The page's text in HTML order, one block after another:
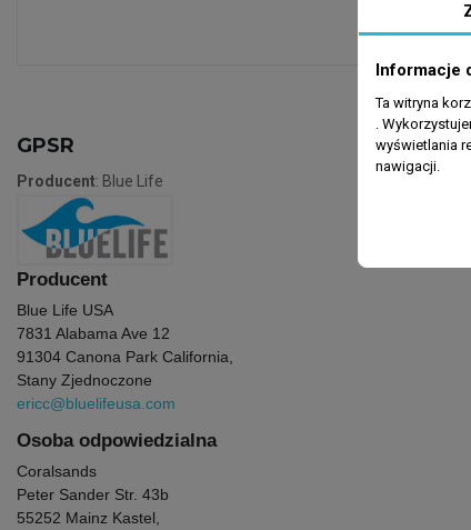
GPSR
Producent: Blue Life
Producent
Blue Life USA
7831 Alabama Ave 12
91304 Canona Park California,
Stany Zjednoczone
ericc@bluelifeusa.com
Osoba odpowiedzialna
Coralsands
Peter Sander Str. 43b
55252 Mainz Kastel,
Informacje
Ta witryna
.
wyświetlania
nawigacji.